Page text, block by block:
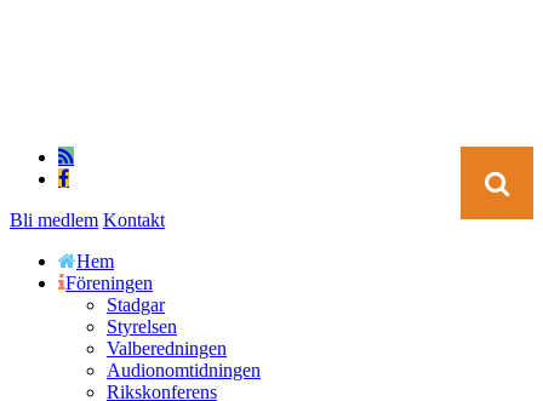
Bli medlem Kontakt
Hem
Föreningen
Stadgar
Styrelsen
Valberedningen
Audionomtidningen
Rikskonferens